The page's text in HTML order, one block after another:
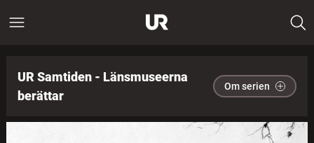
UR Samtiden - Länsmuseerna
berättar
Om serien